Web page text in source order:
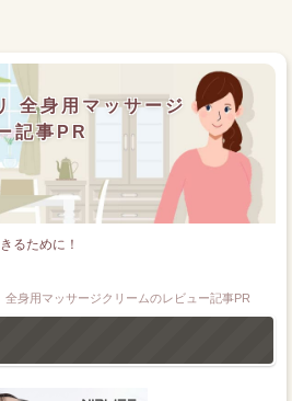
身用マッサージ
記事PR
るために！
全身用マッサージクリームのレビュー記事PR